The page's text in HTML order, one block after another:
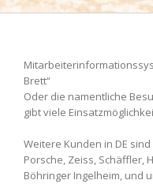
Brett“
Oder die namentliche
gibt viele
Weitere Kunden in DE
Porsche, Zeiss, Schäffler,
Böhringer Ingelheim, und